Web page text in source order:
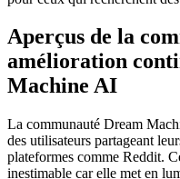
Aperçus de la
amélioration
Machine AI
La communauté Dream
des utilisateurs partageant
plateformes comme Reddit.
inestimable car elle met en